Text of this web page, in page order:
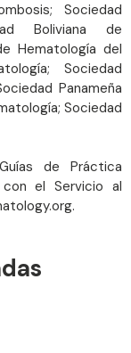
Sociedad
Boliviana de
Hematología del
Sociedad
Panameña
Sociedad
de Práctica
el Servicio al